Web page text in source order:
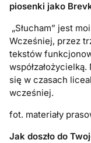
piosenki jako
„Słucham” jest
Wcześniej, przez
tekstów
się w czasach
wcześniej.
fot. materiały
Jak doszło do